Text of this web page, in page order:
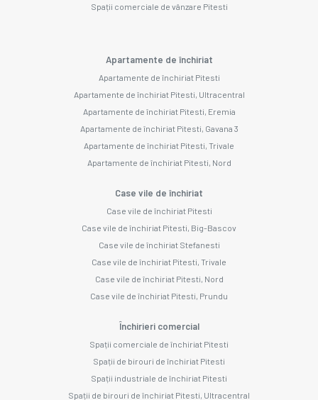
Spații comerciale de vânzare Pitesti
Apartamente de închiriat
Apartamente de închiriat Pitesti
Apartamente de închiriat Pitesti, Ultracentral
Apartamente de închiriat Pitesti, Eremia
Apartamente de închiriat Pitesti, Gavana 3
Apartamente de închiriat Pitesti, Trivale
Apartamente de închiriat Pitesti, Nord
Case vile de închiriat
Case vile de închiriat Pitesti
Case vile de închiriat Pitesti, Big-Bascov
Case vile de închiriat Stefanesti
Case vile de închiriat Pitesti, Trivale
Case vile de închiriat Pitesti, Nord
Case vile de închiriat Pitesti, Prundu
Închirieri comercial
Spații comerciale de închiriat Pitesti
Spații de birouri de închiriat Pitesti
Spații industriale de închiriat Pitesti
Spații de birouri de închiriat Pitesti, Ultracentral